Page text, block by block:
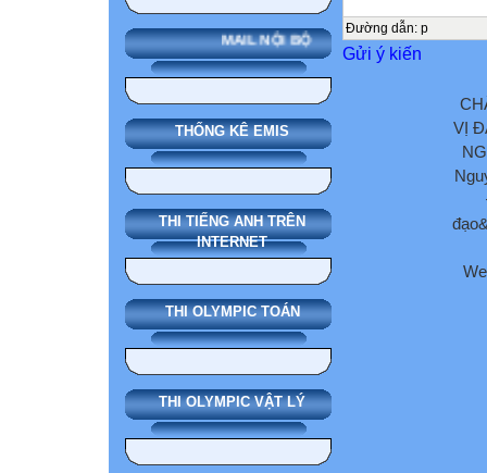
MAIL NỘI BỘ
THỐNG KÊ EMIS
THI TIẾNG ANH TRÊN
INTERNET
THI OLYMPIC TOÁN
THI OLYMPIC VẬT LÝ
Đường dẫn: p
Gửi ý kiến
VỊ